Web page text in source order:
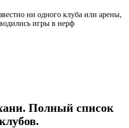
ни одного клуба или арены,
игры в нерф
Полный список